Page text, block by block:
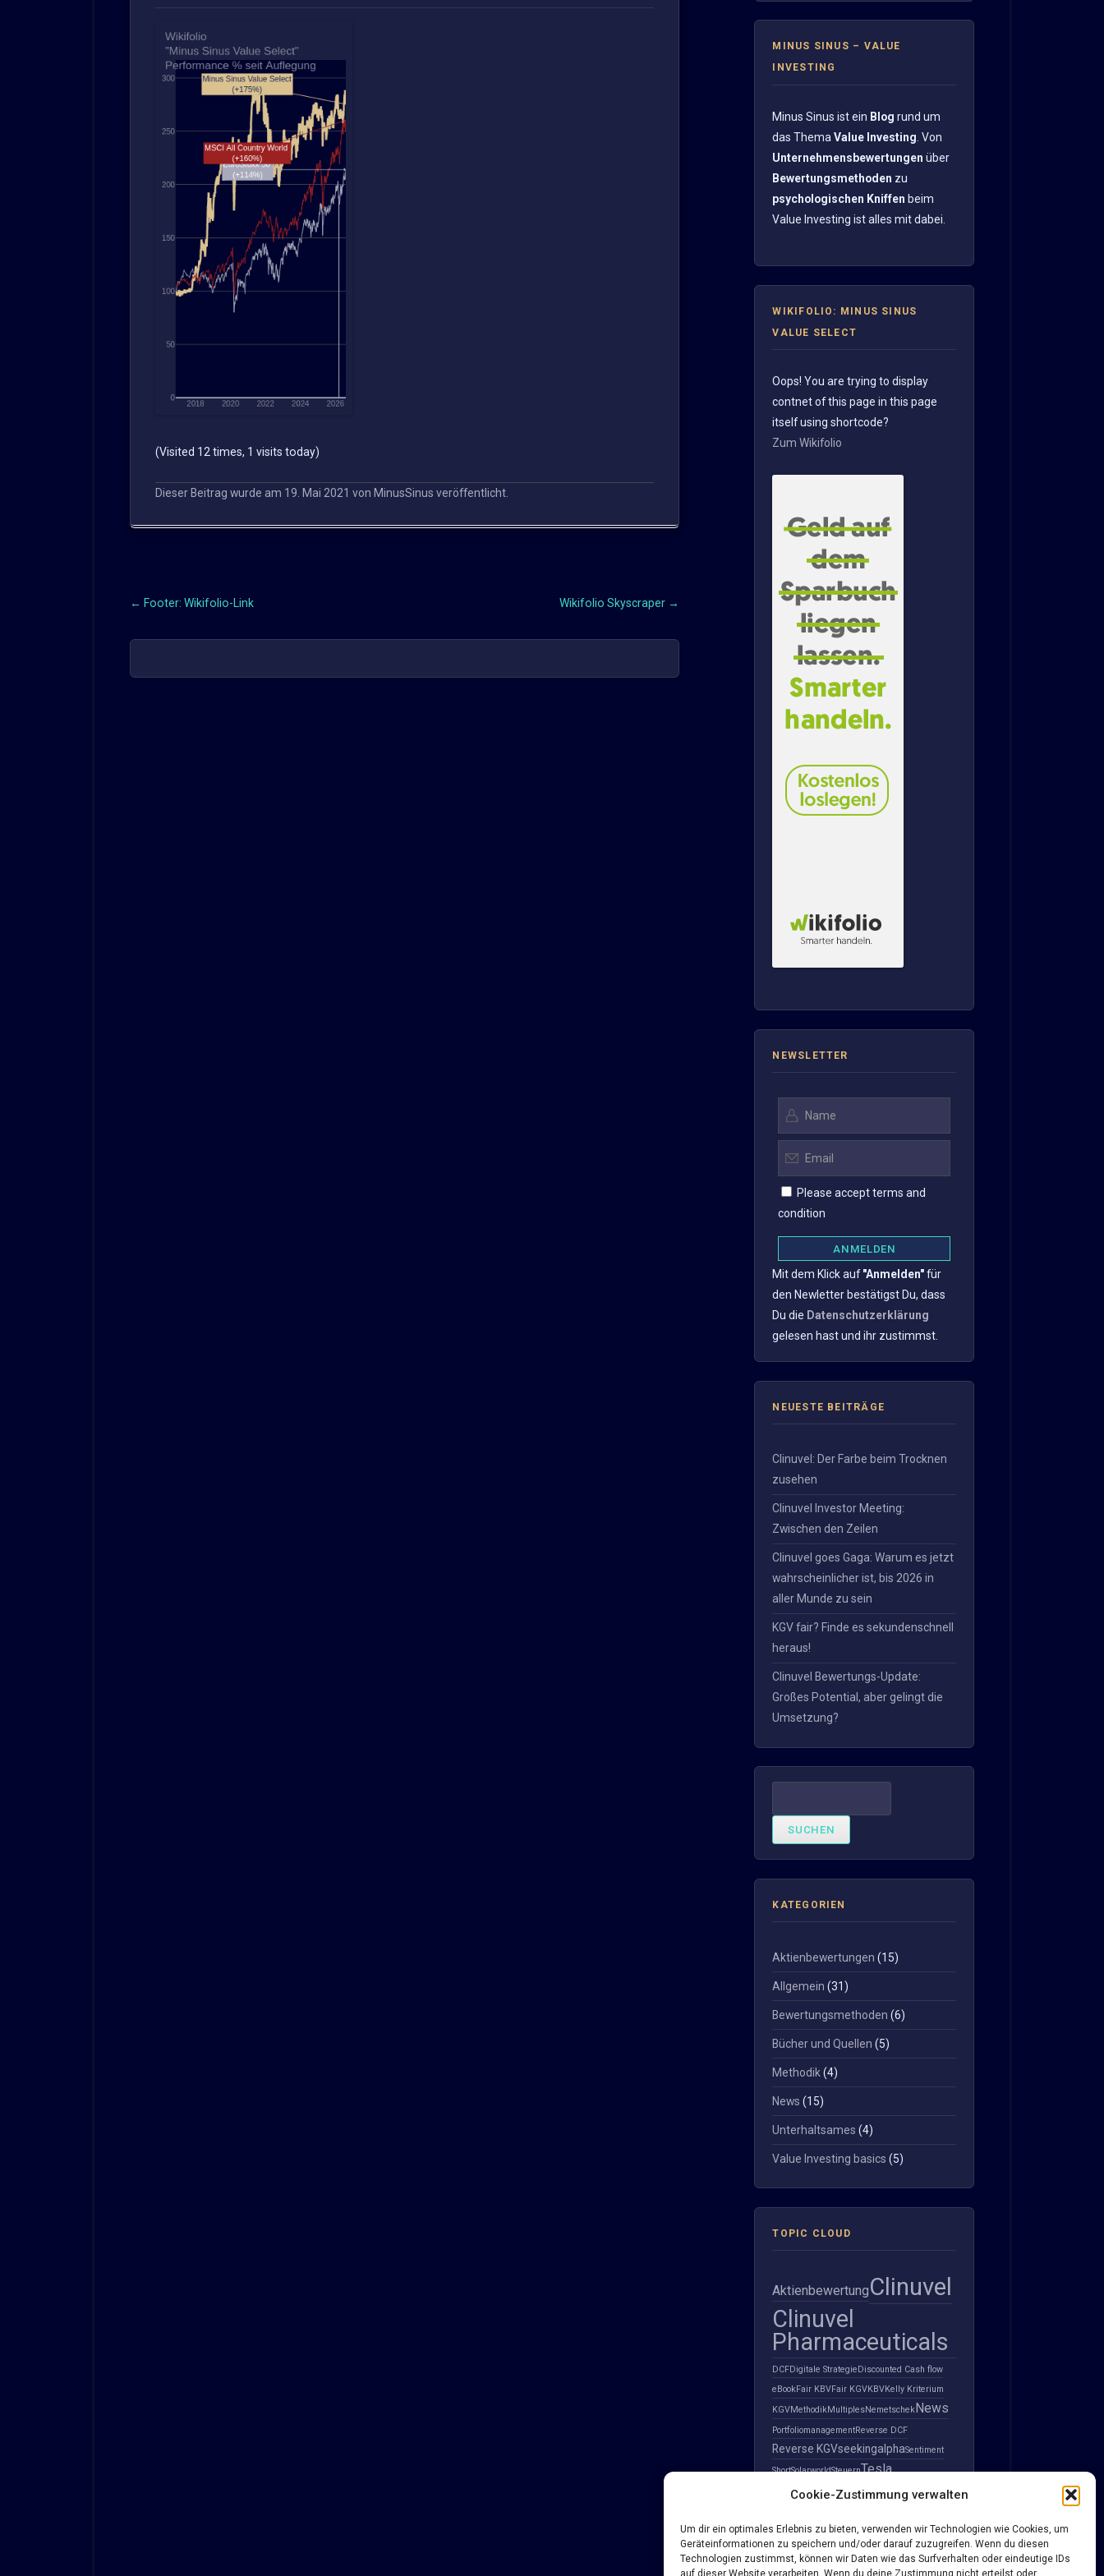
Cookie-Zustimmung verwalten
Um dir ein optimales Erlebnis zu bieten, verwenden wir Technologien wie Cookies, um
Geräteinformationen zu speichern und/oder darauf zuzugreifen. Wenn du diesen
Technologien zustimmst, können wir Daten wie das Surfverhalten oder eindeutige IDs
auf dieser Website verarbeiten. Wenn du deine Zustimmung nicht erteilst oder
(Visited 12 times, 1 visits today)
Dieser Beitrag wurde am 19. Mai 2021 von MinusSinus veröffentlicht.
← Footer: Wikifolio-Link Wikifolio Skyscraper →
MINUS SINUS – VALUE
INVESTING
Minus Sinus ist ein Blog rund um
das ThemaValue Investing . Von
Unternehmensbewertungen über
Bewertungsmethoden zu
psychologischen Kniffen beim
Value Investing ist alles mit dabei.
WIKIFOLIO: MINUS SINUS
VALUE SELECT
Oops! You are trying to display
contnet of this page in this page
itself using shortcode?
Zum Wikifolio
NEWSLETTER
Please accept terms and
condition
Mit dem Klick auf"Anmelden"für
den Newletter bestätigst Du, dass
Du die Datenschutzerklärung
gelesen hast und ihr zustimmst.
NEUESTE BEITRÄGE
Clinuvel: Der Farbe beim Trocknen
zusehen
Clinuvel Investor Meeting:
Zwischen den Zeilen
Clinuvel goes Gaga: Warum es jetzt
wahrscheinlicher ist, bis 2026 in
aller Munde zu sein
KGV fair? Finde es sekundenschnell
heraus!
Clinuvel Bewertungs-Update:
Großes Potential, aber gelingt die
Umsetzung?
nach:
KATEGORIEN
Aktienbewertungen (15)
Allgemein (31)
Bewertungsmethoden (6)
Bücher und Quellen (5)
Methodik (4)
News (15)
Unterhaltsames (4)
Value Investing basics (5)
TOPIC CLOUD
AktienbewertungClinuvel
Clinuvel
Pharmaceuticals
DCFDigitale StrategieDiscounted Cash flow
eBookFair KBVFair KGVKBVKelly Kriterium
KGVMethodikMultiplesNemetschek News
PortfoliomanagementReverse DCF
Reverse KGVseekingalphaSentiment
ShortSolarworldSteuernTesla
Teva Pharmaceuticals